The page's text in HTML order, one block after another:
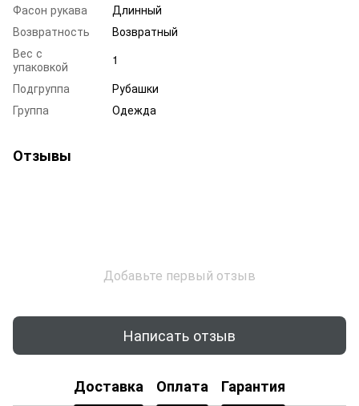
Фасон рукава
Длинный
Возвратность
Возвратный
Вес с
упаковкой
1
Подгруппа
Рубашки
Группа
Одежда
Отзывы
Добавьте первый отзыв
Написать отзыв
Доставка Оплата Гарантия